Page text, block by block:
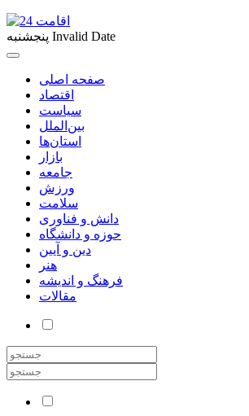
پنجشنبه Invalid Date
صفحه اصلی
اقتصاد
سیاست
بین‌الملل
استان‌ها
بازار
جامعه
ورزش
سلامت
دانش و فناوری
حوزه و دانشگاه
دین و آیین
هنر
فرهنگ و اندیشه
مقالات